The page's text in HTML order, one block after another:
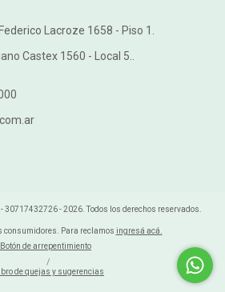
Lacroze 1658 - Piso 1.
Castex 1560 - Local 5..
- 30717432726 - 2026. Todos los derechos reservados.
consumidores. Para reclamos ingresá acá.
Botón de arrepentimiento
/
de quejas y sugerencias